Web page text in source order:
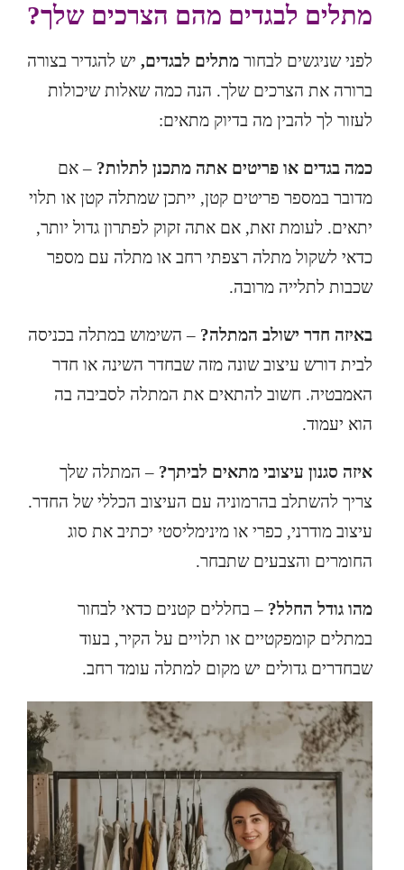
מתלים לבגדים מהם הצרכים שלך?
לפני שניגשים לבחור מתלים לבגדים, יש להגדיר בצורה
ברורה את הצרכים שלך. הנה כמה שאלות שיכולות
לעזור לך להבין מה בדיוק מתאים:
כמה בגדים או פריטים אתה מתכנן לתלות? – אם
מדובר במספר פריטים קטן, ייתכן שמתלה קטן או תלוי
יתאים. לעומת זאת, אם אתה זקוק לפתרון גדול יותר,
כדאי לשקול מתלה רצפתי רחב או מתלה עם מספר
שכבות לתלייה מרובה.
באיזה חדר ישולב המתלה? – השימוש במתלה בכניסה
לבית דורש עיצוב שונה מזה שבחדר השינה או חדר
האמבטיה. חשוב להתאים את המתלה לסביבה בה
הוא יעמוד.
איזה סגנון עיצובי מתאים לביתך? – המתלה שלך
צריך להשתלב בהרמוניה עם העיצוב הכללי של החדר.
עיצוב מודרני, כפרי או מינימליסטי יכתיב את סוג
החומרים והצבעים שתבחר.
מהו גודל החלל? – בחללים קטנים כדאי לבחור
במתלים קומפקטיים או תלויים על הקיר, בעוד
שבחדרים גדולים יש מקום למתלה עומד רחב.